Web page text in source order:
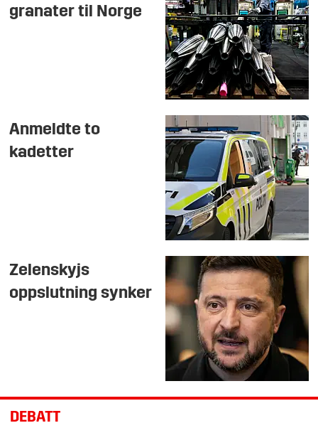
granater til Norge
Anmeldte to
kadetter
Zelenskyjs
oppslutning synker
DEBATT